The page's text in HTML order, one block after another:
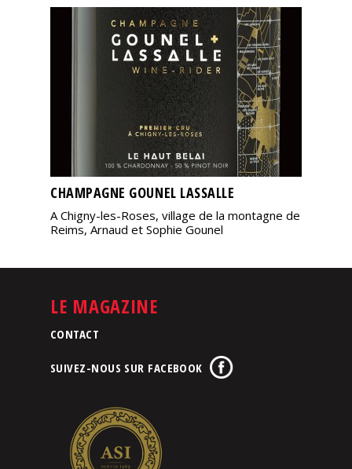
CHAMPAGNE GOUNEL LASSALLE
A Chigny-les-Roses, village de la montagne de
Reims, Arnaud et Sophie Gounel
LE MAGAZINE
CONTACT
SUIVEZ-NOUS SUR FACEBOOK